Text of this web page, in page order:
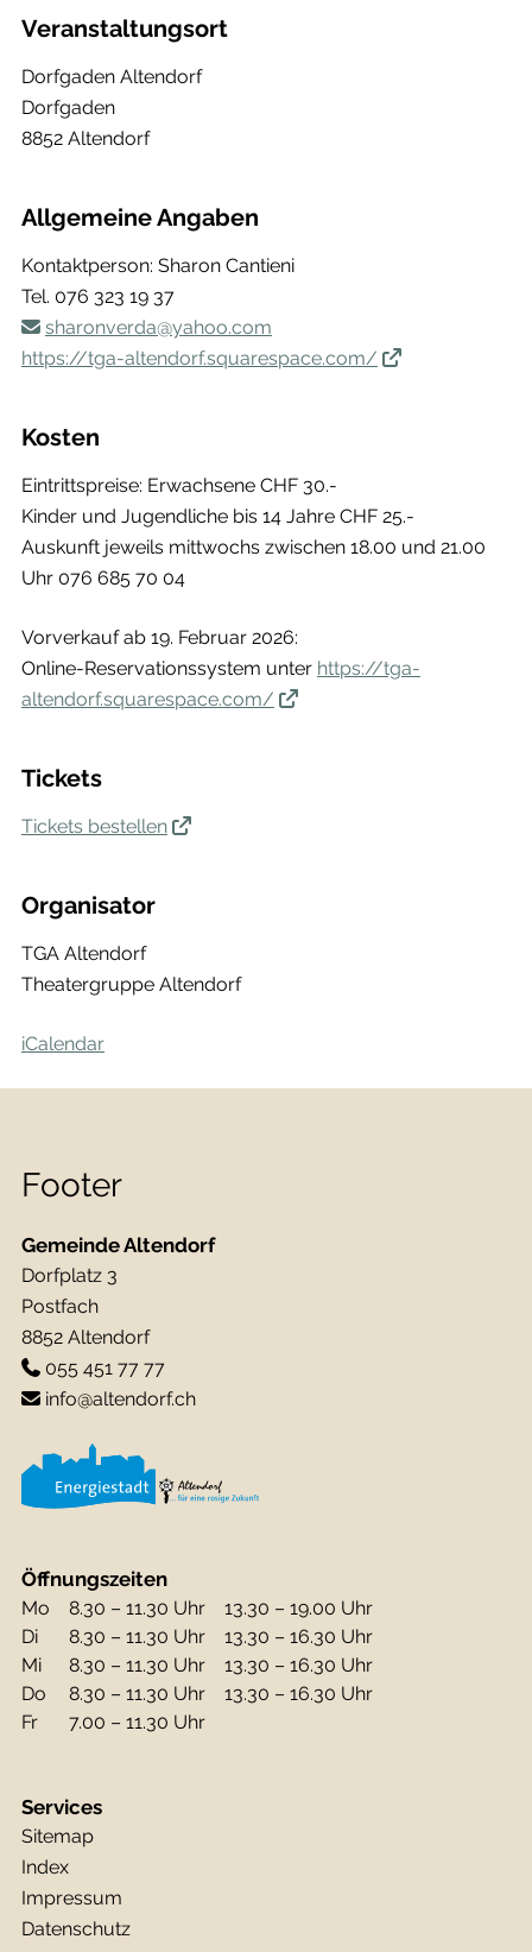
Veranstaltungsort
Dorfgaden Altendorf
Dorfgaden
8852 Altendorf
Allgemeine Angaben
Kontaktperson: Sharon Cantieni
Tel. 076 323 19 37
sharonverda@yahoo.com
https://tga-altendorf.squarespace.com/
Kosten
Eintrittspreise: Erwachsene CHF 30.-
Kinder und Jugendliche bis 14 Jahre CHF 25.-
Auskunft jeweils mittwochs zwischen 18.00 und 21.00
Uhr 076 685 70 04
Vorverkauf ab 19. Februar 2026:
Online-Reservationssystem unter https://tga-
altendorf.squarespace.com/
Tickets
Tickets bestellen
Organisator
TGA Altendorf
Theatergruppe Altendorf
iCalendar
Footer
Gemeinde Altendorf
Dorfplatz 3
Postfach
8852 Altendorf
055 451 77 77
info@altendorf.ch
Öffnungszeiten
Mo 8.30 – 11.30 Uhr
13.30 – 19.00 Uhr
Di
8.30 – 11.30 Uhr
13.30 – 16.30 Uhr
Mi
8.30 – 11.30 Uhr
13.30 – 16.30 Uhr
Do
8.30 – 11.30 Uhr
13.30 – 16.30 Uhr
Fr
7.00 – 11.30 Uhr
Services
Sitemap
Index
Impressum
Datenschutz